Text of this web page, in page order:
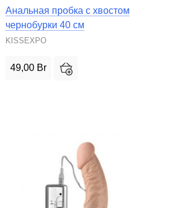
Анальная пробка с хвостом
чернобурки 40 см
KISSEXPO
49,00 Br